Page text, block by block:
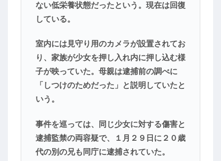
ない低栄養状態だったという。現在は回復
している。
室内には見守り用のカメラが設置されてお
り、家族が少女を押し入れ内に押し込む様
子が映っていた。母親は逮捕前の調べに
「しつけのためだった」と説明していたと
いう。
事件を巡っては、同じ少女に対する傷害と
逮捕監禁の両容疑で、１月２９日に２０歳
代の別の兄も同庁に逮捕されていた。